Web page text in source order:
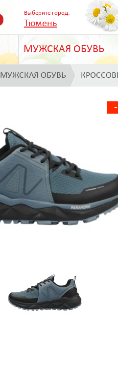
Выберите город:
Тюмень
МУЖСКАЯ ОБУВЬ
МУЖСКАЯ ОБУВЬ